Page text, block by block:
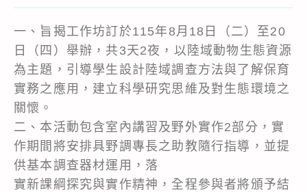
一、旨揭工作坊訂於115年8月18日（二）至20
日（四）舉辦，共3天2夜，以陸域動物生態資源
為主題，引導學生設計陸域調查方法與了解保育
實務之應用，建立科學研究思維及對生態環境之
關懷。
二、本活動包含室內講習及野外實作2部分，實
作期間將安排具野調專長之助教隨行指導，並提
供基本調查器材運用，落
實新課綱探究與實作精神，全程參與者將頒予結